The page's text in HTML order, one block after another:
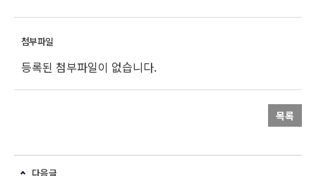
등록된 첨부파일이 없습니다.
목록
다음글